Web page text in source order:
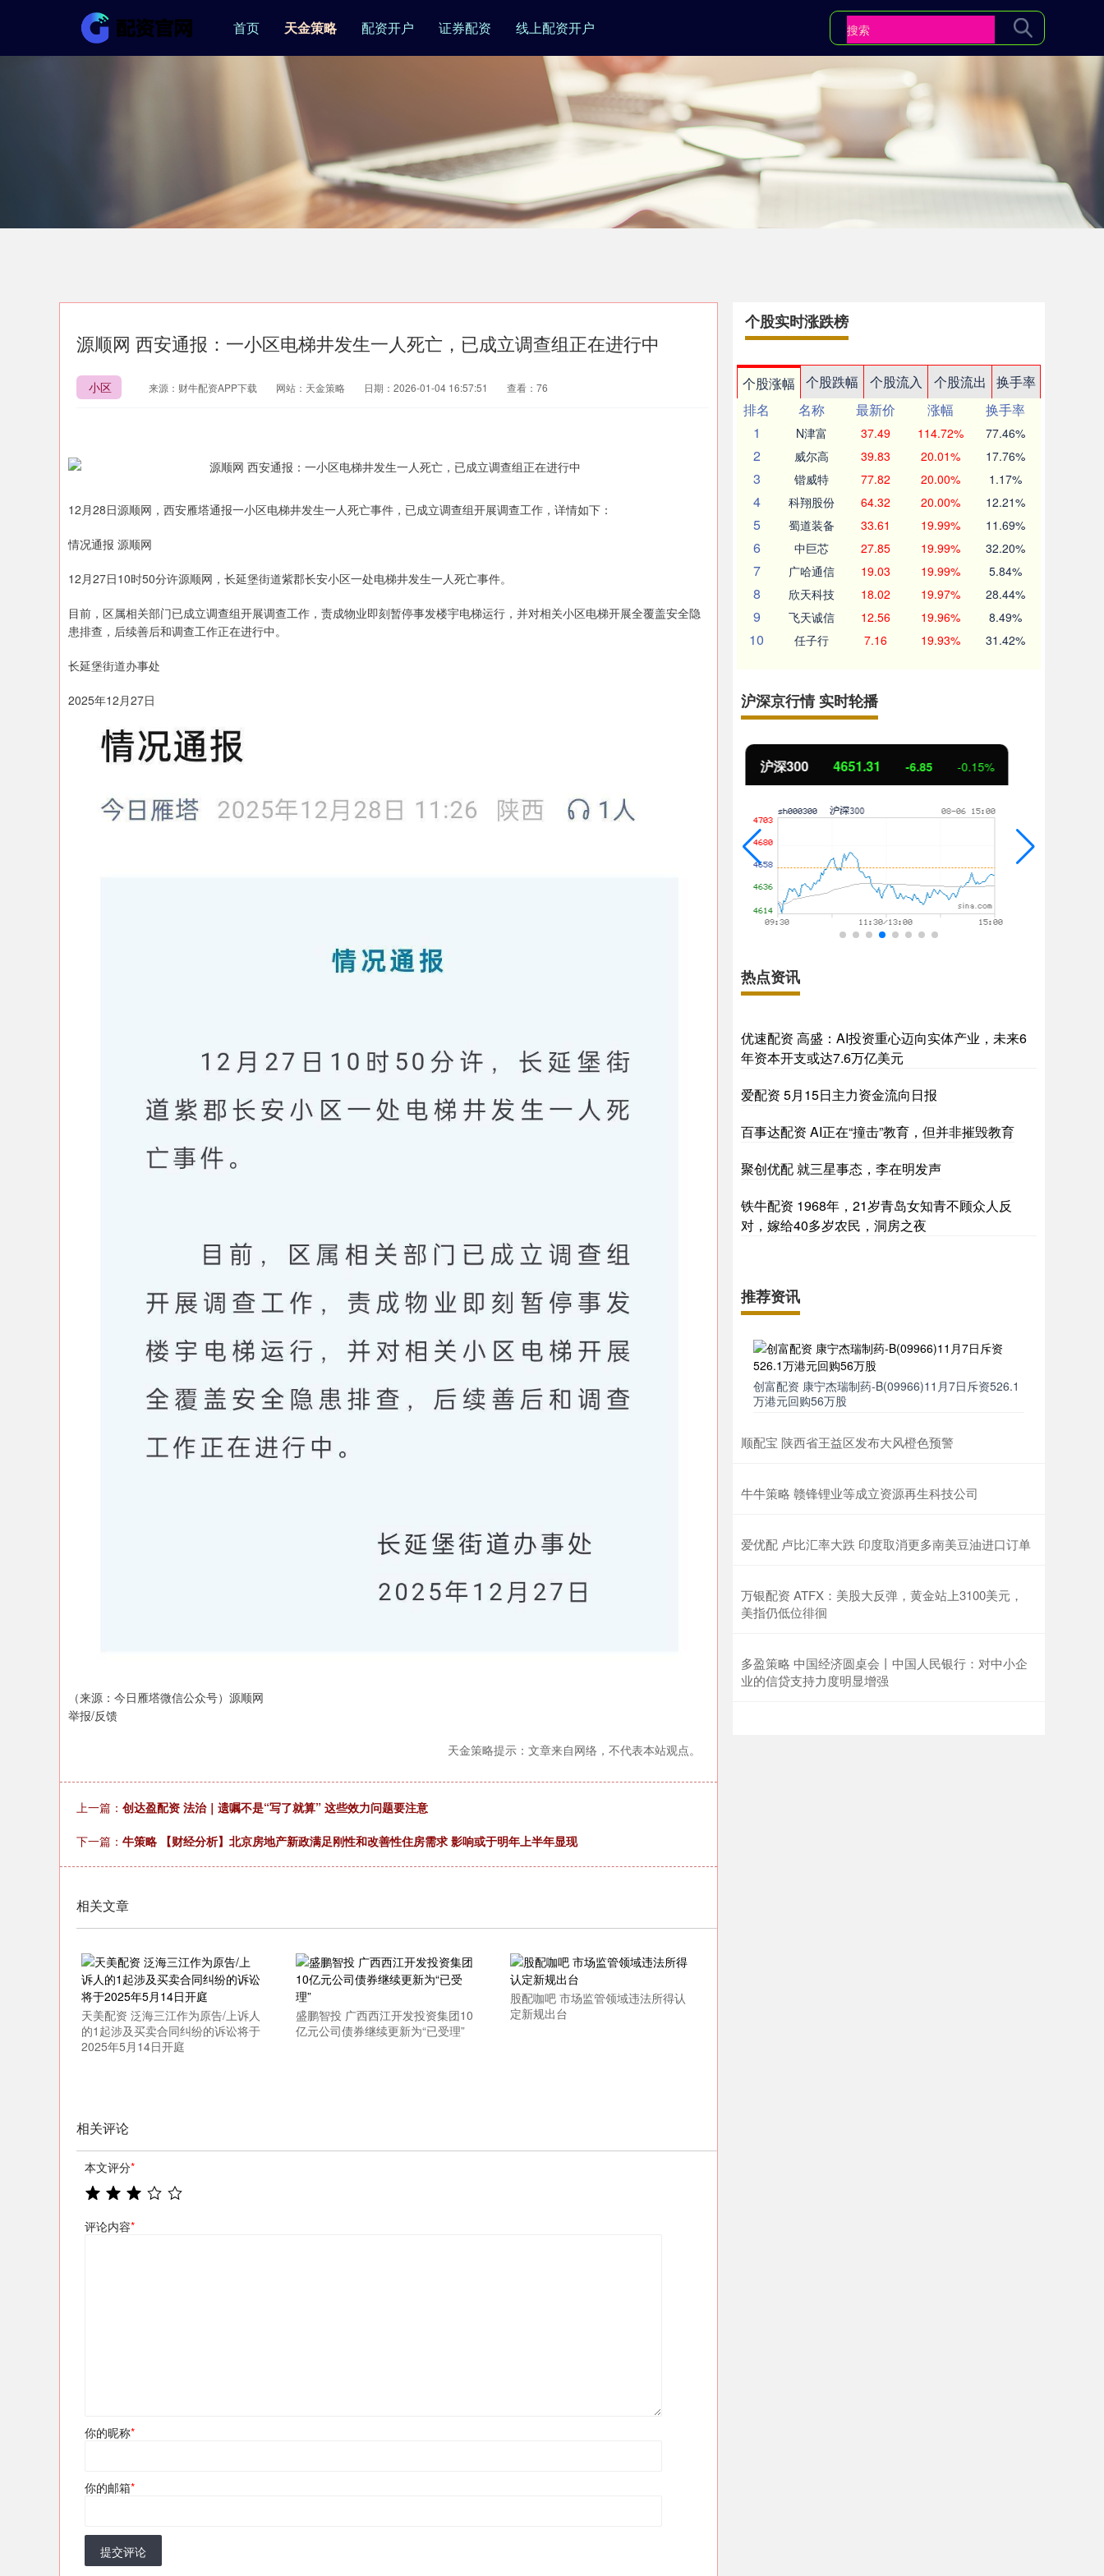
首页 天金策略 配资开户 证券配资 线上配资开户
源顺网 西安通报：一小区电梯井发生一人死亡，已成立调查组正在进行中
小区 来源：财牛配资APP下载 网站：天金策略 日期：2026-01-04 16:57:51 查看：76
12月28日源顺网，西安雁塔通报一小区电梯井发生一人死亡事件，已成立调查组开展调查工作，详情如下：
情况通报 源顺网
12月27日10时50分许源顺网，长延堡街道紫郡长安小区一处电梯井发生一人死亡事件。
目前，区属相关部门已成立调查组开展调查工作，责成物业即刻暂停事发楼宇电梯运行，并对相关小区电梯开展全覆盖安全隐
患排查，后续善后和调查工作正在进行中。
长延堡街道办事处
2025年12月27日
（来源：今日雁塔微信公众号）源顺网
举报/反馈
天金策略提示：文章来自网络，不代表本站观点。
上一篇： 创达盈配资 法治｜遗嘱不是“写了就算” 这些效力问题要注意
下一篇： 牛策略 【财经分析】北京房地产新政满足刚性和改善性住房需求 影响或于明年上半年显现
相关文章
天美配资 泛海三江作为原告/上诉人
的1起涉及买卖合同纠纷的诉讼将于
2025年5月14日开庭
盛鹏智投 广西西江开发投资集团10
亿元公司债券继续更新为“已受理”
股配咖吧 市场监管领域违法所得认
定新规出台
相关评论
本文评分*
评论内容*
你的昵称*
你的邮箱*
提交评论
个股实时涨跌榜
个股涨幅 个股跌幅 个股流入 个股流出
换手率
排名
名称 最新价 涨幅
换手率
1
N津富 37.49 114.72% 77.46%
2 威尔高 39.83 20.01% 17.76%
3 锴威特 77.82 20.00% 1.17%
4 科翔股份 64.32 20.00% 12.21%
5 蜀道装备 33.61 19.99% 11.69%
6 中巨芯 27.85 19.99% 32.20%
7 广哈通信 19.03 19.99% 5.84%
8 欣天科技 18.02 19.97% 28.44%
9 飞天诚信 12.56 19.96% 8.49%
10 任子行 7.16 19.93% 31.42%
沪深京行情 实时轮播
深证成指 14110.12 北证50 1122.88 3.42 0.30%
热点资讯
优速配资 高盛：AI投资重心迈向实体产业，未来6
年资本开支或达7.6万亿美元
爱配资 5月15日主力资金流向日报
百事达配资 AI正在“撞击”教育，但并非摧毁教育
聚创优配 就三星事态，李在明发声
铁牛配资 1968年，21岁青岛女知青不顾众人反
对，嫁给40多岁农民，洞房之夜
推荐资讯
创富配资 康宁杰瑞制药-B(09966)11月7日斥资526.1
万港元回购56万股
顺配宝 陕西省王益区发布大风橙色预警
牛牛策略 赣锋锂业等成立资源再生科技公司
爱优配 卢比汇率大跌 印度取消更多南美豆油进口订单
万银配资 ATFX：美股大反弹，黄金站上3100美元，
美指仍低位徘徊
多盈策略 中国经济圆桌会丨中国人民银行：对中小企
业的信贷支持力度明显增强